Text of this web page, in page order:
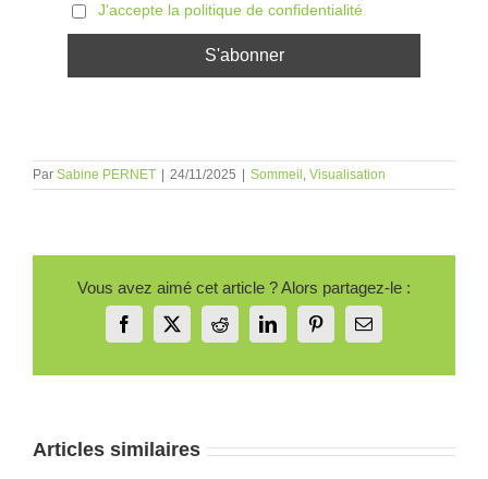
J'accepte la politique de confidentialité
Par Sabine PERNET | 24/11/2025 | Sommeil Visualisation
Vous avez aimé cet article ? Alors partagez-le :
Facebook
X RedditLinkedInPinterestEmail
Articles similaires